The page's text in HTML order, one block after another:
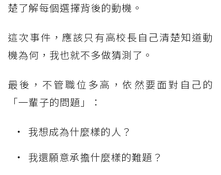
楚了解每個選擇背後的動機。
這次事件，應該只有高校長自己清楚知道動
機為何，我也就不多做猜測了。
最後，不管職位多高，依然要面對自己的
「一輩子的問題」：
我想成為什麼樣的人？
我還願意承擔什麼樣的難題？